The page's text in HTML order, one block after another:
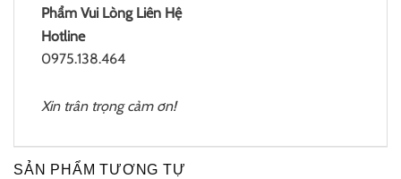
Phẩm Vui Lòng Liên Hệ
Hotline
0975.138.464
Xin trân trọng cảm ơn!
SẢN PHẨM TƯƠNG TỰ